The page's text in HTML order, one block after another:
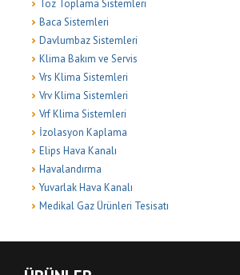
Toz Toplama Sistemleri
Baca Sistemleri
Davlumbaz Sistemleri
Klima Bakım ve Servis
Vrs Klima Sistemleri
Vrv Klima Sistemleri
Vrf Klima Sistemleri
İzolasyon Kaplama
Elips Hava Kanalı
Havalandırma
Yuvarlak Hava Kanalı
Medikal Gaz Ürünleri Tesisatı